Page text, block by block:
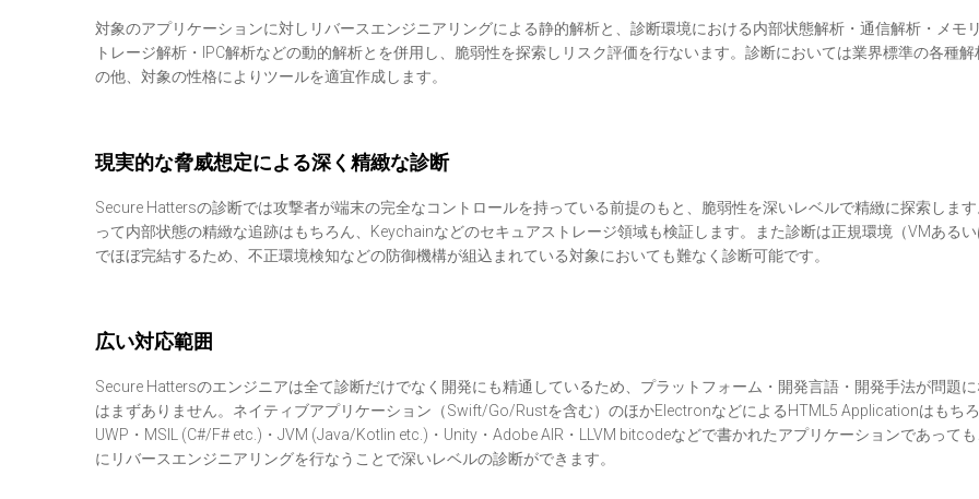
対象のアプリケーションに対しリバースエンジニアリングによる静的解析と、診断環境における内部状態解析・通信解析・メモ
トレージ解析・IPC解析などの動的解析とを併用し、脆弱性を探索しリスク評価を行ないます。診断においては業界標準の各種
の他、対象の性格によりツールを適宜作成します。
現実的な脅威想定による深く精緻な診断
Secure Hattersの診断では攻撃者が端末の完全なコントロールを持っている前提のもと、脆弱性を深いレベルで精緻に探索しま
って内部状態の精緻な追跡はもちろん、Keychainなどのセキュアストレージ領域も検証します。また診断は正規環境（VMある
でほぼ完結するため、不正環境検知などの防御機構が組込まれている対象においても難なく診断可能です。
広い対応範囲
Secure Hattersのエンジニアは全て診断だけでなく開発にも精通しているため、プラットフォーム・開発言語・開発手法が問題
はまずありません。ネイティブアプリケーション（Swift/Go/Rustを含む）のほかElectronなどによるHTML5 Applicationはもち
UWP・MSIL (C#/F# etc.)・JVM (Java/Kotlin etc.)・Unity・Adobe AIR・LLVM bitcodeなどで書かれたアプリケーションであって
にリバースエンジニアリングを行なうことで深いレベルの診断ができます。